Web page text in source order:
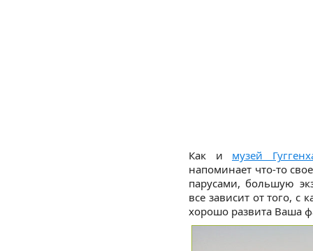
Как и музей
напоминает что-то
парусами, большую
все зависит от того, с
хорошо развита Ваша